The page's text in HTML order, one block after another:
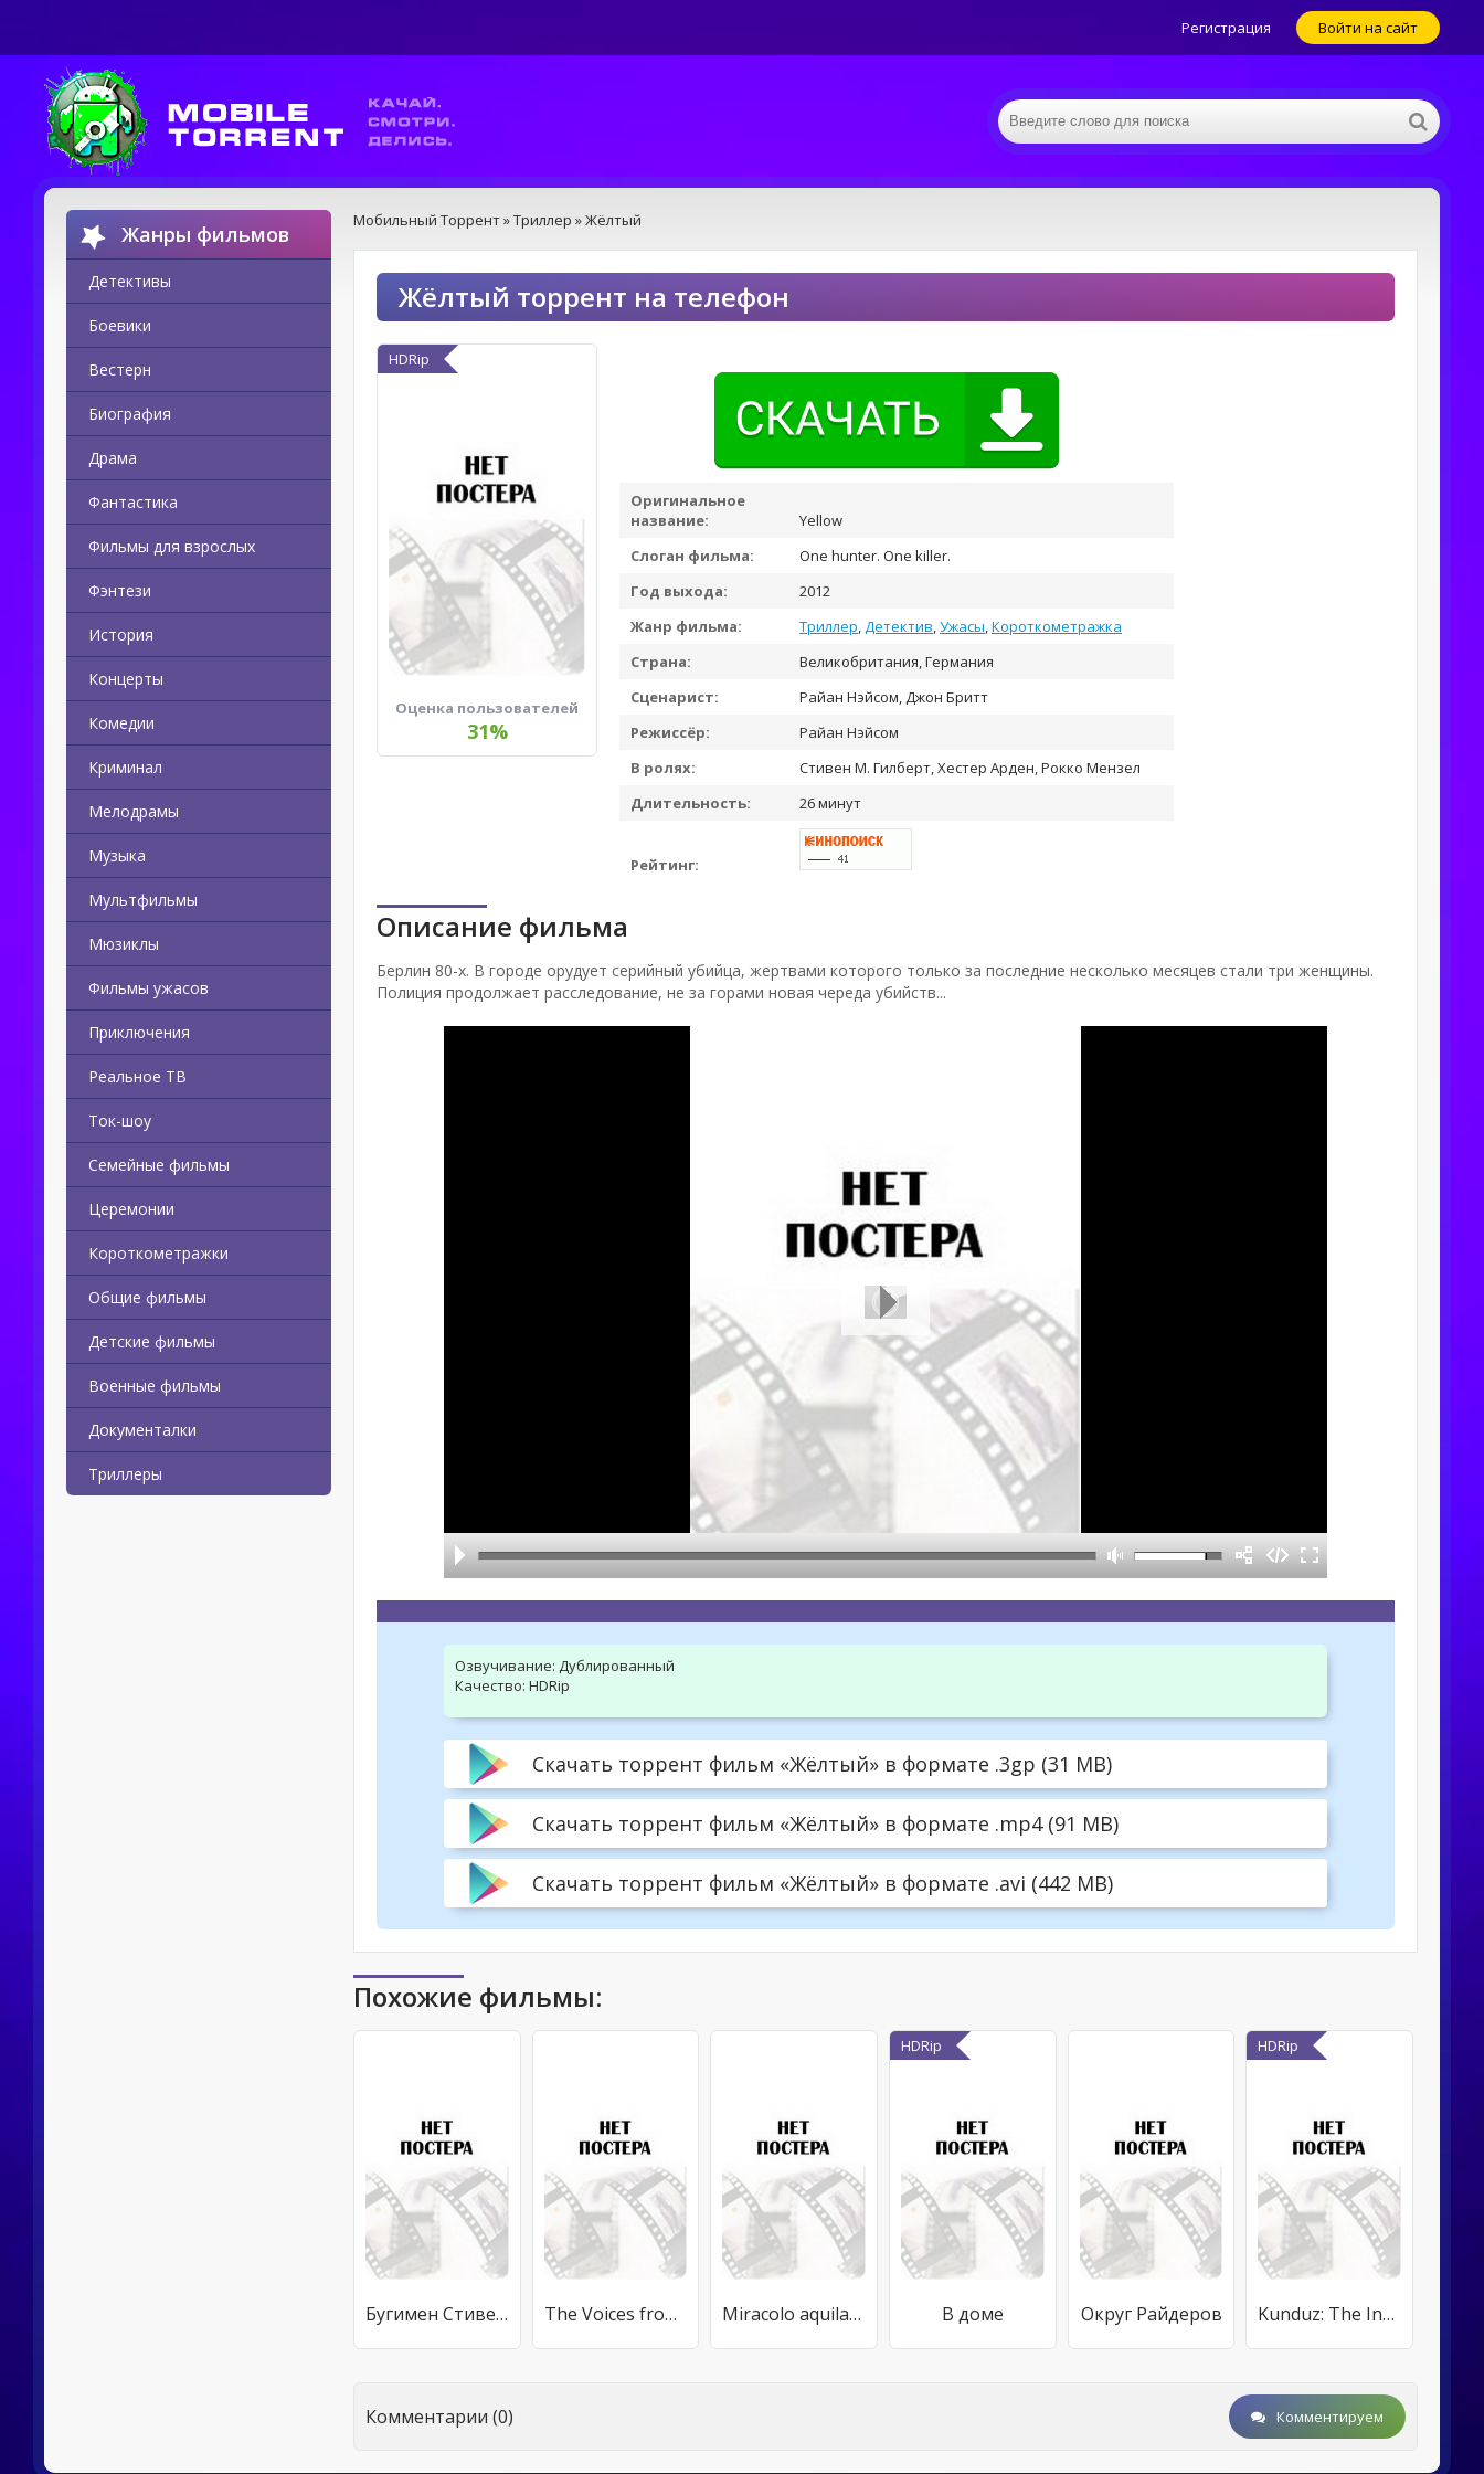
Регистрация Войти на сайт
Жанры фильмов
Детективы
Боевики
Вестерн
Биография
Драма
Фантастика
Фильмы для взрослых
Фэнтези
История
Концерты
Комедии
Криминал
Мелодрамы
Музыка
Мультфильмы
Мюзиклы
Фильмы ужасов
Приключения
Реальное ТВ
Ток-шоу
Семейные фильмы
Церемонии
Короткометражки
Общие фильмы
Детские фильмы
Военные фильмы
Документалки
Триллеры
Мобильный Торрент»Триллер » Жёлтый
Жёлтый торрент на телефон
HDRip
Оценка пользователей
31%
Оригинальное
название:
Yellow
Слоган фильма:
One hunter. One killer.
Год выхода:
2012
Жанр фильма:
Триллер,Детектив,Ужасы,Короткометражка
Страна:
Великобритания, Германия
Сценарист:
Райан Нэйсом, Джон Бритт
Режиссёр:
Райан Нэйсом
В ролях:
Стивен М. Гилберт, Хестер Арден, Рокко Мензел
Длительность:
26 минут
Рейтинг:
Описание фильма
Берлин 80-х. В городе орудует серийный убийца, жертвами которого только за последние несколько месяцев стали три женщины.
Полиция продолжает расследование, не за горами новая череда убийств...
Озвучивание: Дублированный
Качество: HDRip
Скачать торрент фильм «Жёлтый» в формате .3gp (31 MB)
Скачать торрент фильм «Жёлтый» в формате .mp4 (91 MB)
Скачать торрент фильм «Жёлтый» в формате .avi (442 MB)
Похожие фильмы:
Бугимен Стивена Кинга The Voices from Beyond Miracolo aquilano
HDRip
В доме Округ Райдеров
HDRip
Kunduz: The Incident at Hadji Ghafur
Комментарии (0) Комментируем